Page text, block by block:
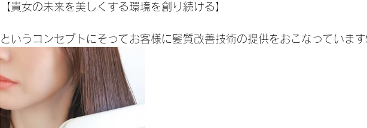
【貴女の未来を美しくする環境を創り続ける】
というコンセプトにそってお客様に髪質改善技術の提供をおこなっています